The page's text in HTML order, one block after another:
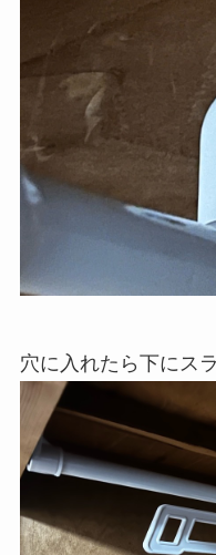
穴に入れたら下にスラ